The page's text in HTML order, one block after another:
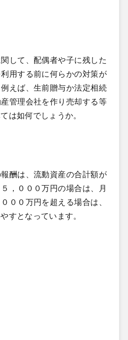
して、配偶者や子に残した
用する前に何らかの対策が
えば、生前贈与か法定相続
管理会社を作り売却する等
は如何でしょうか。
酬は、流動資産の合計額が
，０００万円の場合は、月
００万円を超える場合は、
すとなっています。